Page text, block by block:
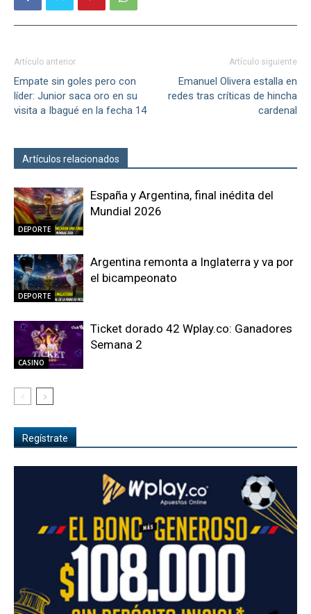
Artículo anterior
Empate sin goles pero con
líder: Junior saca oro en su
visita a Ibagué en la fecha 14
Artículo siguiente
Emanuel Olivera estalla en
redes tras críticas de hincha
cardenal
Artículos relacionados
DEPORTE
España y Argentina, final inédita del
Mundial 2026
DEPORTE
Argentina remonta a Inglaterra y va por
el bicampeonato
CASINO
Ticket dorado 42 Wplay.co: Ganadores
Semana 2
Regístrate